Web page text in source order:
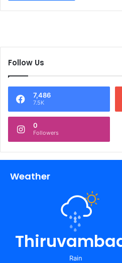
Follow Us
7,486
7.5K
0
Followers
Weather
Rain